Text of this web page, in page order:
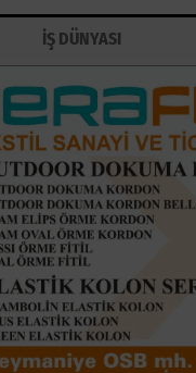
İŞ DÜNYASI